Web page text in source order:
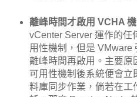
離峰時間才啟用 VCHA 機
vCenter Server 運作的任
用性機制，但是 VMware
離峰時間再啟用。主要原
可用性機制後系統便會立
料庫同步作業，倘若在工